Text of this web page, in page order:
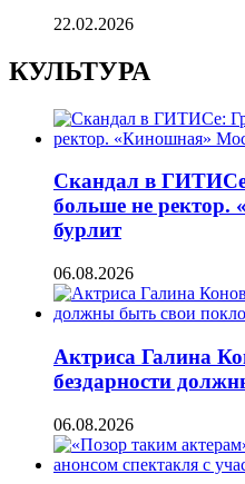
22.02.2026
КУЛЬТУРА
Скандал в
больше не
бурлит
06.08.2026
Актриса Галина
бездарности
06.08.2026